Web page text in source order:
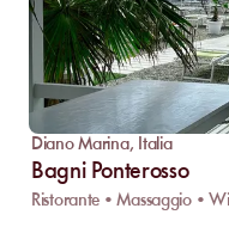
Diano Marina, Italia
Bagni Ponterosso
Ristorante • Massaggio •